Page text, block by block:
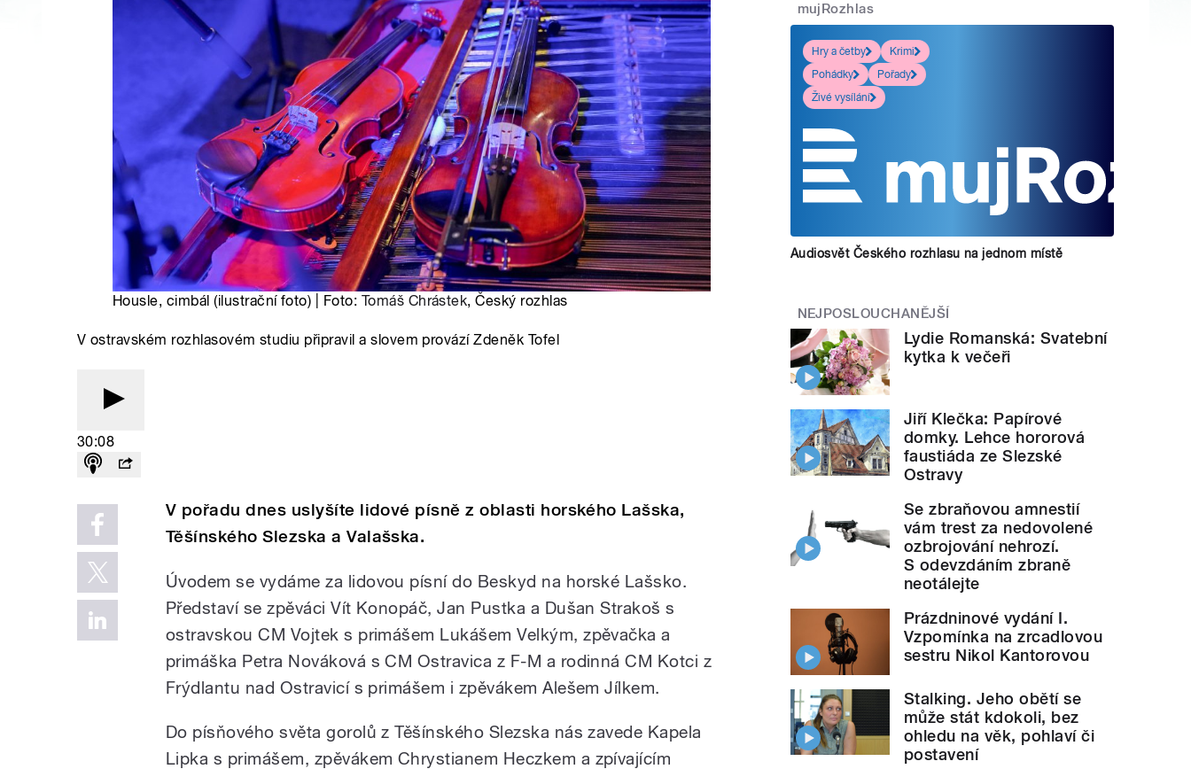
Housle, cimbál (ilustrační foto) | Foto: Tomáš Chrástek, Český rozhlas
V ostravském rozhlasovém studiu připravil a slovem provází Zdeněk Tofel
30:08
V pořadu dnes uslyšíte lidové písně z oblasti horského Lašska,
Těšínského Slezska a Valašska.
Úvodem se vydáme za lidovou písní do Beskyd na horské Lašsko.
Představí se zpěváci Vít Konopáč, Jan Pustka a Dušan Strakoš s
ostravskou CM Vojtek s primášem Lukášem Velkým, zpěvačka a
primáška Petra Nováková s CM Ostravica z F-M a rodinná CM Kotci z
Frýdlantu nad Ostravicí s primášem i zpěvákem Alešem Jílkem.
Do písňového světa gorolů z Těšínského Slezska nás zavede Kapela
Lipka s primášem, zpěvákem Chrystianem Heczkem a zpívajícím
mujRozhlas
Hry a četby
Krimi
Pohádky
Pořady
Živé vysílání
Audiosvět Českého rozhlasu na jednom místě
NEJPOSLOUCHANĚJŠÍ
Lydie Romanská: Svatební
kytka k večeři
Jiří Klečka: Papírové
domky. Lehce hororová
faustiáda ze Slezské
Ostravy
Se zbraňovou amnestií
vám trest za nedovolené
ozbrojování nehrozí.
S odevzdáním zbraně
neotálejte
Prázdninové vydání I.
Vzpomínka na zrcadlovou
sestru Nikol Kantorovou
Stalking. Jeho obětí se
může stát kdokoli, bez
ohledu na věk, pohlaví či
postavení